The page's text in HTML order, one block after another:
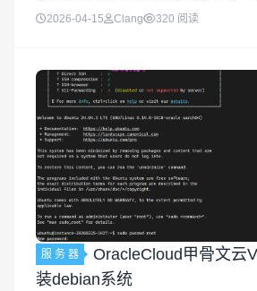
文 AMD 执行Debian 11curl -Lo-
"https://cloud.debian.org/...
2026-04-15 Clang 320 阅读
服 务 器
OracleCloud甲骨文云
装debian系统